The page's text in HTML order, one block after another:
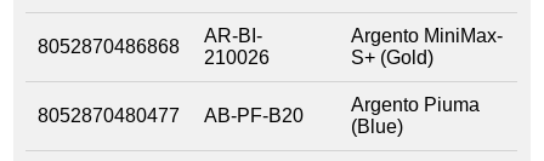
8052870486868
AR-BI-
210026
Argento MiniMax-
S+ (Gold)
8052870480477 AB-PF-B20
Argento Piuma
(Blue)